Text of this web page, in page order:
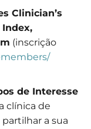
Clinician’s
Index,
(inscrição
de Interesse
clínica de
a sua